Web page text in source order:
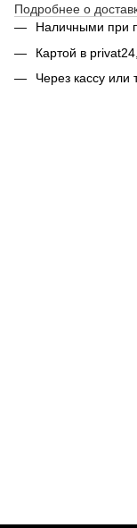
Подробнее о
Наличными при
Картой в
Через кассу или